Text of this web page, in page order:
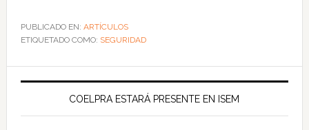
PUBLICADO EN: ARTÍCULOS
ETIQUETADO COMO: SEGURIDAD
COELPRA ESTARÁ PRESENTE EN ISEM